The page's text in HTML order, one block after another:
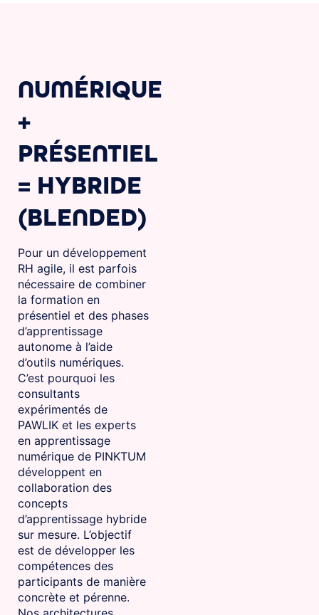
NUMÉRIQUE
+
PRÉSENTIEL
= HYBRIDE
(BLENDED)
Pour un développement
RH agile, il est parfois
nécessaire de combiner
la formation en
présentiel et des phases
d’apprentissage
autonome à l’aide
d’outils numériques.
C’est pourquoi les
consultants
expérimentés de
PAWLIK et les experts
en apprentissage
numérique de PINKTUM
développent en
collaboration des
concepts
d’apprentissage hybride
sur mesure. L’objectif
est de développer les
compétences des
participants de manière
concrète et pérenne.